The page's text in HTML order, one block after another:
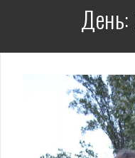
День: